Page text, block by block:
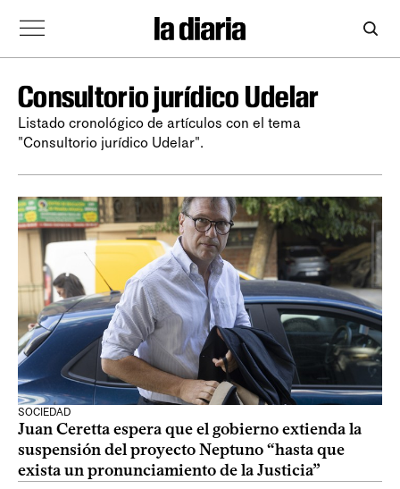
Consultorio jurídico Udelar
Listado cronológico de artículos con el tema
"Consultorio jurídico Udelar".
SOCIEDAD
Juan Ceretta espera que el gobierno extienda la
suspensión del proyecto Neptuno “hasta que
exista un pronunciamiento de la Justicia”